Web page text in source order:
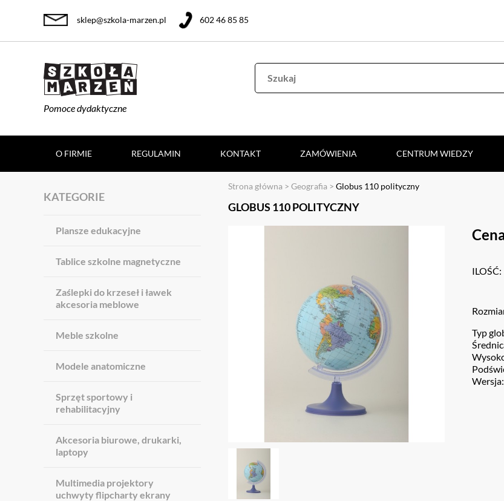
Pomoce dydaktyczne
sklep@szkola-marzen.pl 602 46 85 85
O FIRMIE REGULAMIN KONTAKT ZAMÓWIENIA CENTRUM WIEDZY
KATEGORIE
Plansze edukacyjne
Tablice szkolne magnetyczne
Zaślepki do krzeseł i ławek
akcesoria meblowe
Meble szkolne
Modele anatomiczne
Sprzęt sportowy i
rehabilitacyjny
Akcesoria biurowe, drukarki,
laptopy
Multimedia projektory
uchwyty flipcharty ekrany
Strona główna > Geografia > Globus 110 polityczny
GLOBUS 110 POLITYCZNY
ILOŚĆ:
Typ
Wersja: